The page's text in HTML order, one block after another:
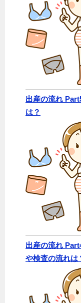
出産の流れ
は？
出産の流れ
や検査の流れは